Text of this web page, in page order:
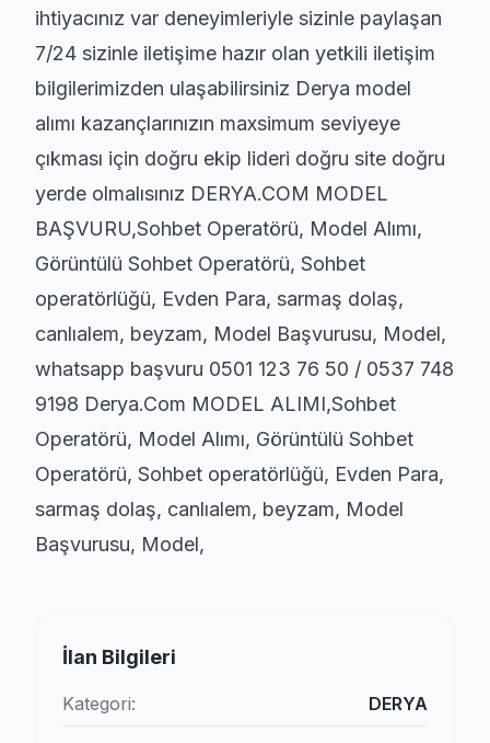
ihtiyacınız var deneyimleriyle sizinle paylaşan
7/24 sizinle iletişime hazır olan yetkili iletişim
bilgilerimizden ulaşabilirsiniz Derya model
alımı kazançlarınızın maxsimum seviyeye
çıkması için doğru ekip lideri doğru site doğru
yerde olmalısınız DERYA.COM MODEL
BAŞVURU,Sohbet Operatörü, Model Alımı,
Görüntülü Sohbet Operatörü, Sohbet
operatörlüğü, Evden Para, sarmaş dolaş,
canlıalem, beyzam, Model Başvurusu, Model,
whatsapp başvuru 0501 123 76 50 / 0537 748
9198 Derya.Com MODEL ALIMI,Sohbet
Operatörü, Model Alımı, Görüntülü Sohbet
Operatörü, Sohbet operatörlüğü, Evden Para,
sarmaş dolaş, canlıalem, beyzam, Model
Başvurusu, Model,
İlan Bilgileri
Kategori: DERYA